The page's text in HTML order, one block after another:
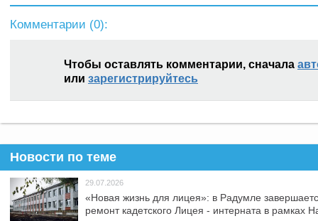
Комментарии (0):
Чтобы оставлять комментарии, сначала
или зарегистрируйтесь
Новости по теме
29.07.2026
«Новая жизнь для лицея»: в Радумле
ремонт кадетского Лицея - интерната в рамках